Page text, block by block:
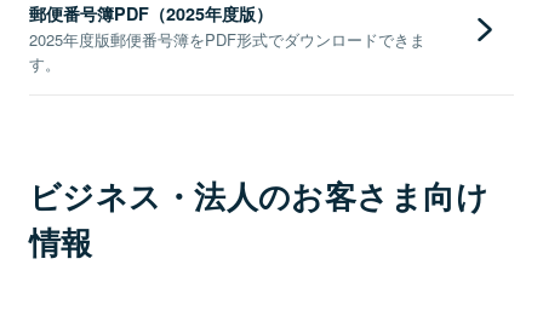
郵便番号簿PDF（2025年度版）
2025年度版郵便番号簿をPDF形式でダウンロードできま
す。
ビジネス・法人のお客さま向け
情報